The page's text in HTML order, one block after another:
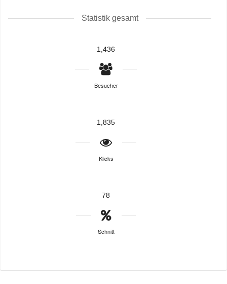
Statistik gesamt
1,436
Besucher
1,835
Klicks
78
Schnitt